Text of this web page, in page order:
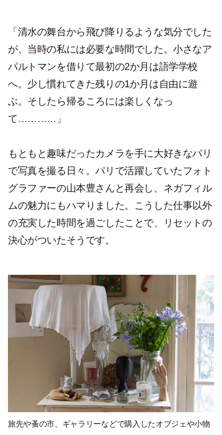
「清水の舞台から飛び降りるような気分でした
が、当時の私には必要な時間でした。小さなア
パルトマンを借りて最初の2か月は語学学校
へ。少し慣れてきた残りの1か月は自由に遊
ぶ。そしたら帰るころには楽しくなっ
て…………」
もともと趣味だったカメラを手に大好きなパリ
で写真を撮る日々。パリで活躍していたフォト
グラファーの山本豊さんと再会し、ネガフィル
ムの魅力にもハマりました。こうした仕事以外
の充実した時間を過ごしたことで、リセットの
決心がついたそうです。
旅先や蚤の市、ギャラリーなどで購入したオブジェや小物